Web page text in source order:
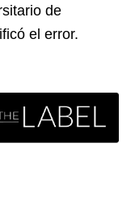
de
el error.